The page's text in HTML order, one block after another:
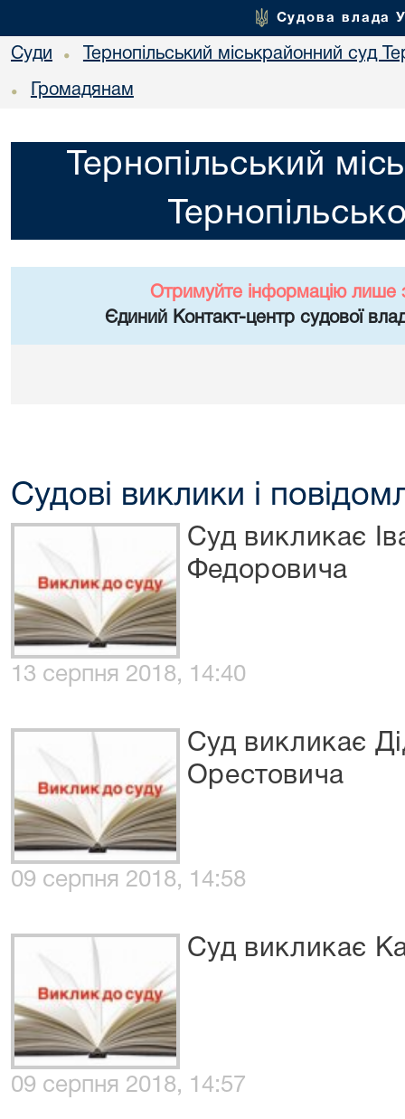
Судова влада
Суди • Тернопільський міськрайонний суд
• Громадянам
Тернопільський
Отримуйте інформацію лише
Єдиний Контакт-центр судової
Судові виклики і
Суд викликає
Федоровича
13 серпня 2018, 14:40
Суд викликає
Орестовича
09 серпня 2018, 14:58
Суд викликає
09 серпня 2018, 14:57